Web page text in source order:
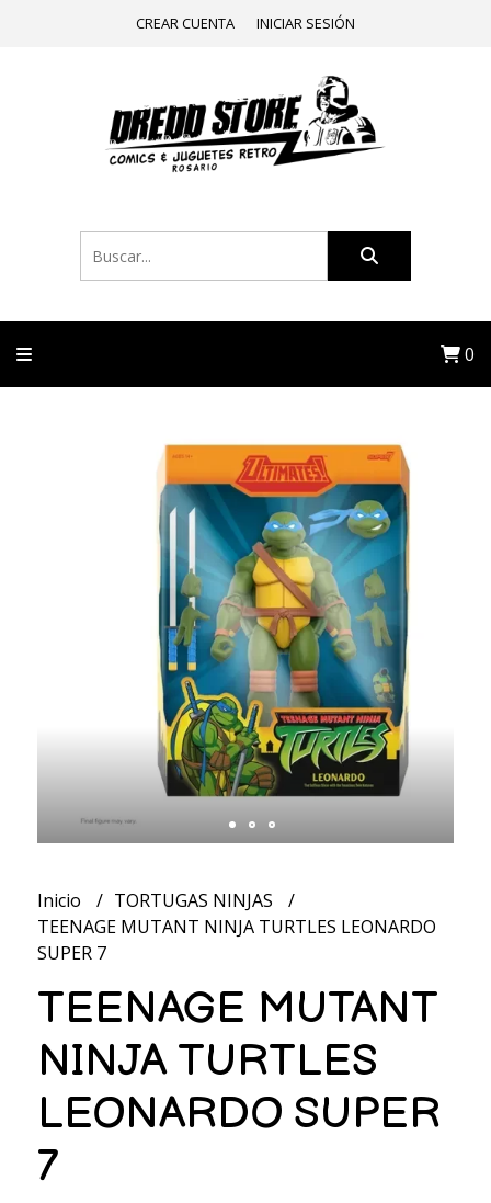
CREAR CUENTA INICIAR SESIÓN
0
Inicio
TORTUGAS NINJAS
TEENAGE MUTANT NINJA TURTLES LEONARDO
SUPER 7
TEENAGE MUTANT
NINJA TURTLES
LEONARDO SUPER
7